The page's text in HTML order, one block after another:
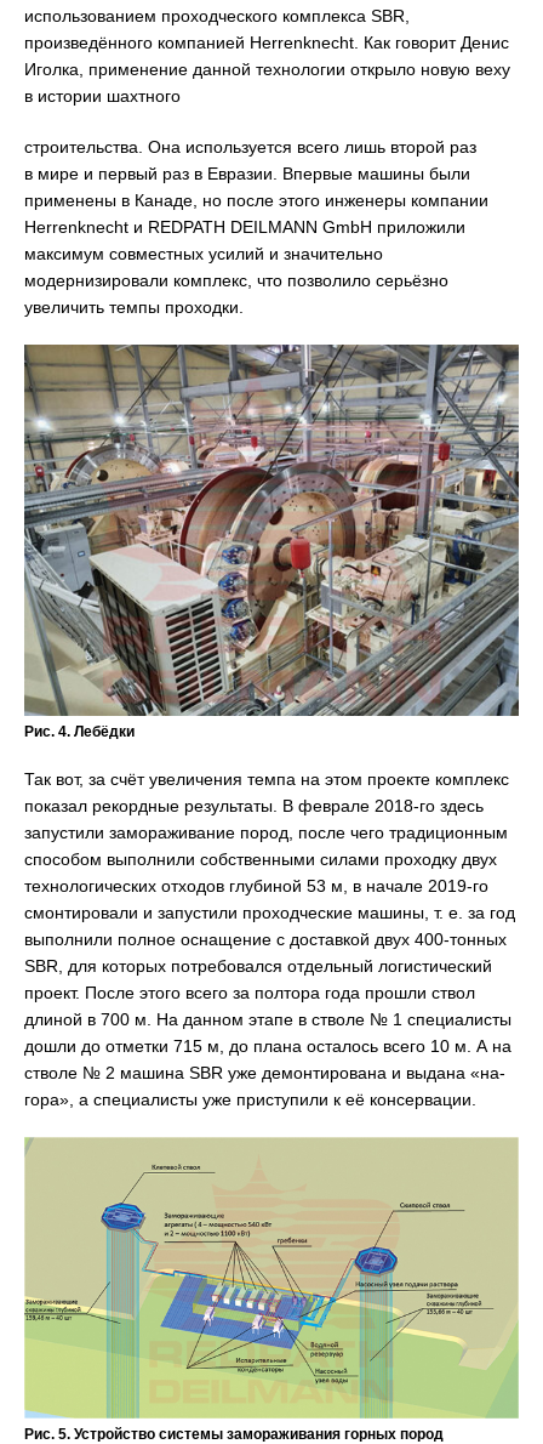
использованием проходческого комплекса SBR,
произведённого компанией Herrenknecht. Как говорит Денис
Иголка, применение данной технологии открыло новую веху
в истории шахтного
строительства. Она используется всего лишь второй раз
в мире и первый раз в Евразии. Впервые машины были
применены в Канаде, но после этого инженеры компании
Herrenknecht и REDPATH DEILMANN GmbH приложили
максимум совместных усилий и значительно
модернизировали комплекс, что позволило серьёзно
увеличить темпы проходки.
Рис. 4. Лебёдки
Так вот, за счёт увеличения темпа на этом проекте комплекс
показал рекордные результаты. В феврале 2018-го здесь
запустили замораживание пород, после чего традиционным
способом выполнили собственными силами проходку двух
технологических отходов глубиной 53 м, в начале 2019-го
смонтировали и запустили проходческие машины, т. е. за год
выполнили полное оснащение с доставкой двух 400-тонных
SBR, для которых потребовался отдельный логистический
проект. После этого всего за полтора года прошли ствол
длиной в 700 м. На данном этапе в стволе № 1 специалисты
дошли до отметки 715 м, до плана осталось всего 10 м. А на
стволе № 2 машина SBR уже демонтирована и выдана «на-
гора», а специалисты уже приступили к её консервации.
Рис. 5. Устройство системы замораживания горных пород